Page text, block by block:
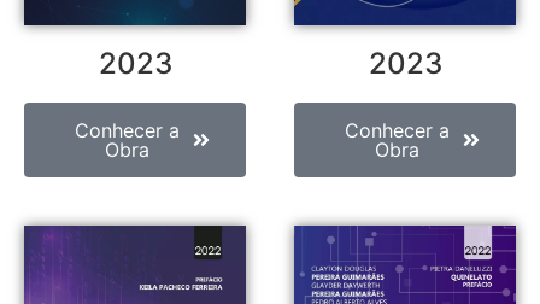
2023
Conhecer a
Obra
2023
Conhecer a
Obra